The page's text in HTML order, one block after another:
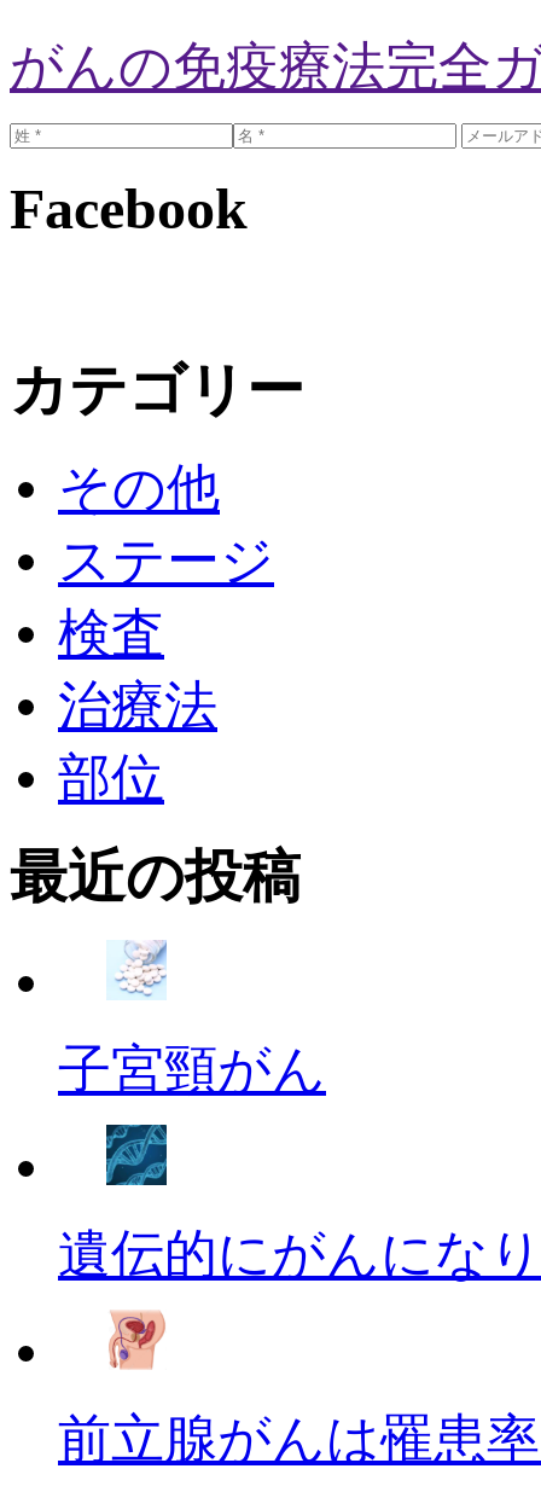
がんの免疫療法完全
Facebook
カテゴリー
その他
ステージ
検査
治療法
部位
最近の投稿
子宮頸がん
遺伝的にがんにな
前立腺がんは罹患